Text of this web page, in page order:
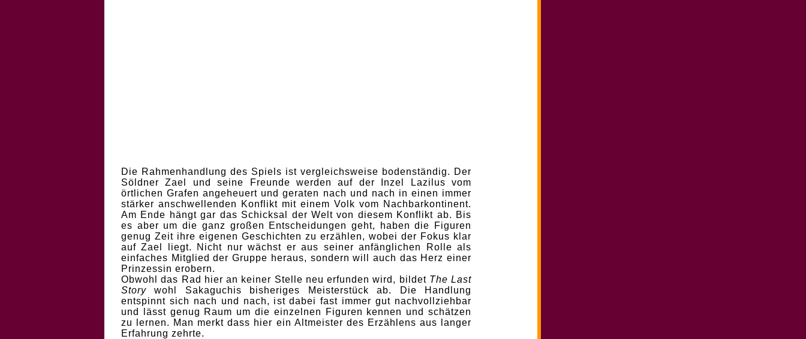
Die Rahmenhandlung des Spiels ist vergleichsweise bodenständig. Der
Söldner Zael und seine Freunde werden auf der Inzel Lazilus vom
örtlichen Grafen angeheuert und geraten nach und nach in einen immer
stärker anschwellenden Konflikt mit einem Volk vom Nachbarkontinent.
Am Ende hängt gar das Schicksal der Welt von diesem Konflikt ab. Bis
es aber um die ganz großen Entscheidungen geht, haben die Figuren
genug Zeit ihre eigenen Geschichten zu erzählen, wobei der Fokus klar
auf Zael liegt. Nicht nur wächst er aus seiner anfänglichen Rolle als
einfaches Mitglied der Gruppe heraus, sondern will auch das Herz einer
Prinzessin erobern.
Obwohl das Rad hier an keiner Stelle neu erfunden wird, bildet The Last
Story wohl Sakaguchis bisheriges Meisterstück ab. Die Handlung
entspinnt sich nach und nach, ist dabei fast immer gut nachvollziehbar
und lässt genug Raum um die einzelnen Figuren kennen und schätzen
zu lernen. Man merkt dass hier ein Altmeister des Erzählens aus langer
Erfahrung zehrte.